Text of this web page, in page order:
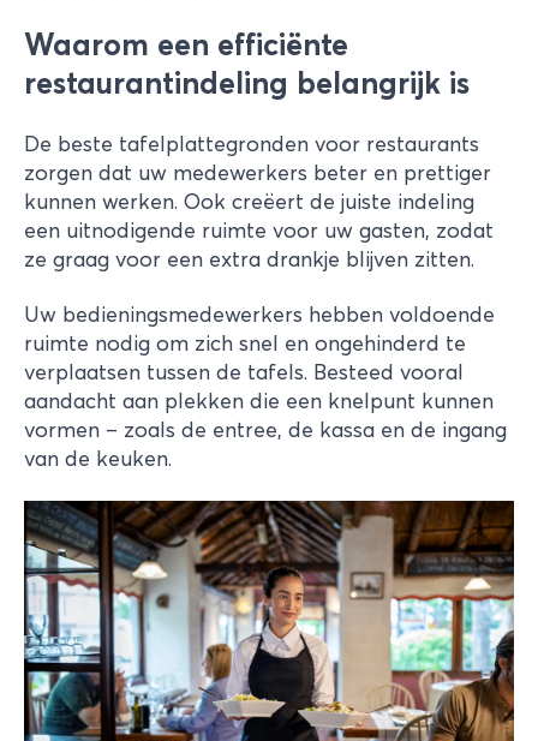
Waarom een efficiënte
restaurantindeling belangrijk is
De beste tafelplattegronden voor restaurants
zorgen dat uw medewerkers beter en prettiger
kunnen werken. Ook creëert de juiste indeling
een uitnodigende ruimte voor uw gasten, zodat
ze graag voor een extra drankje blijven zitten.
Uw bedieningsmedewerkers hebben voldoende
ruimte nodig om zich snel en ongehinderd te
verplaatsen tussen de tafels. Besteed vooral
aandacht aan plekken die een knelpunt kunnen
vormen – zoals de entree, de kassa en de ingang
van de keuken.